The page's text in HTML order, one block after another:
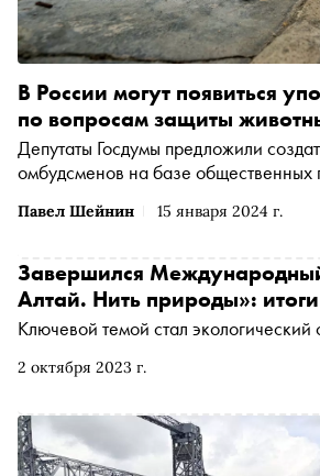
Павел Шейнин 15 января 2024 г.
В России могут появиться
по вопросам защиты
Депутаты Госдумы предложили
омбудсменов на базе общественных
2 октября 2023 г.
Завершился
Алтай. Нить природы»: итоги
Ключевой темой стал экологический